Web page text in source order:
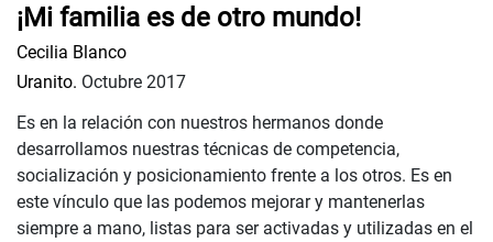
¡Mi familia es de otro mundo!
Cecilia Blanco
Uranito. Octubre 2017
Es en la relación con nuestros hermanos donde
desarrollamos nuestras técnicas de competencia,
socialización y posicionamiento frente a los otros. Es en
este vínculo que las podemos mejorar y mantenerlas
siempre a mano, listas para ser activadas y utilizadas en el